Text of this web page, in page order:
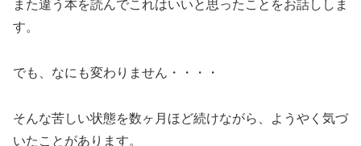
また違う本を読んでこれはいいと思ったことをお話ししま
す。
でも、なにも変わりません・・・・
そんな苦しい状態を数ヶ月ほど続けながら、ようやく気づ
いたことがあります。